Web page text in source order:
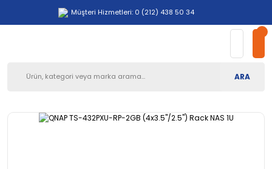
Müşteri Hizmetleri: 0 (212) 438 50 34
ARA